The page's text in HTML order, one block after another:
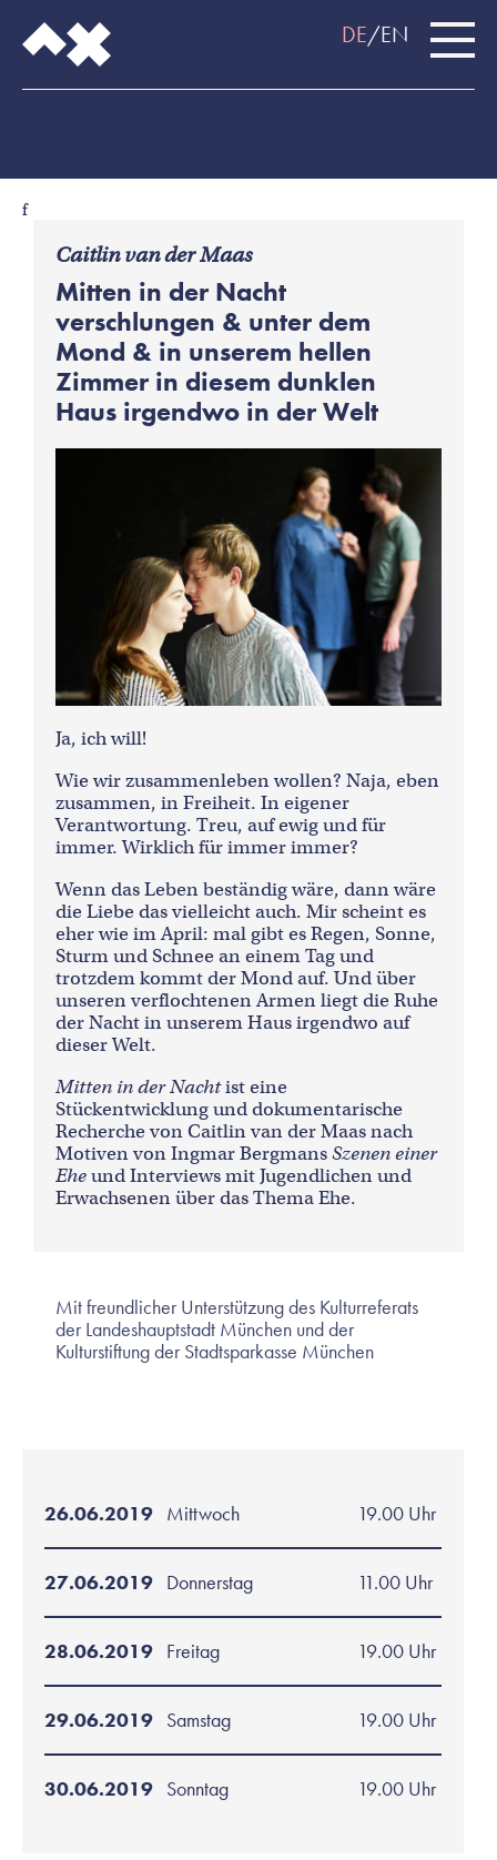
DE EN
f
Caitlin van der Maas
Mitten in der Nacht
verschlungen & unter dem
Mond & in unserem hellen
Zimmer in diesem dunklen
Haus irgendwo in der Welt
Ja, ich will!
Wie wir zusammenleben wollen? Naja, eben
zusammen, in Freiheit. In eigener
Verantwortung. Treu, auf ewig und für
immer. Wirklich für immer immer?
Wenn das Leben beständig wäre, dann wäre
die Liebe das vielleicht auch. Mir scheint es
eher wie im April: mal gibt es Regen, Sonne,
Sturm und Schnee an einem Tag und
trotzdem kommt der Mond auf. Und über
unseren verflochtenen Armen liegt die Ruhe
der Nacht in unserem Haus irgendwo auf
dieser Welt.
Mitten in der Nachtist eine
Stückentwicklung und dokumentarische
Recherche von Caitlin van der Maas nach
Motiven von Ingmar BergmansSzenen einer
Eheund Interviews mit Jugendlichen und
Erwachsenen über das Thema Ehe.
Mit freundlicher Unterstützung des Kulturreferats
der Landeshauptstadt München und der
Kulturstiftung der Stadtsparkasse München
26.06.2019 Mittwoch 19.00 Uhr
27.06.2019 Donnerstag 11.00 Uhr
28.06.2019 Freitag 19.00 Uhr
29.06.2019 Samstag 19.00 Uhr
30.06.2019 Sonntag 19.00 Uhr